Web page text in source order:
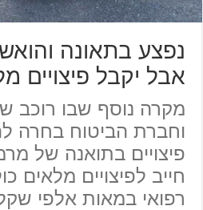
נפצע בתאונה
אבל יקבל פיצויים
מקרה נוסף שבו רוכב
וחברת הביטוח בחרה
פיצויים בתואנה של
חייב לפיצויים מלאים
רפואי במאות אלפי